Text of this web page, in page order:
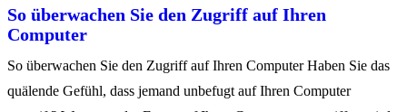
So überwachen Sie den Zugriff auf Ihren
Computer
So überwachen Sie den Zugriff auf Ihren Computer Haben Sie das
quälende Gefühl, dass jemand unbefugt auf Ihren Computer